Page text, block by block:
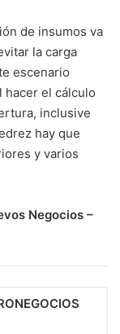
de insumos va
la carga
escenario
hacer el cálculo
inclusive
hay que
y varios
Negocios –